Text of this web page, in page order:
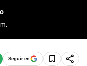
Seguir en